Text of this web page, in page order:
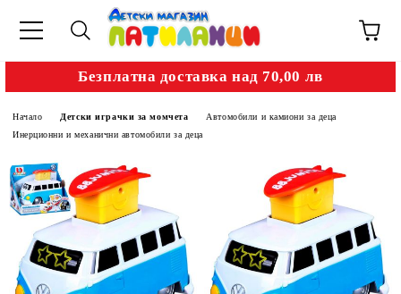
Безплатна доставка над 70,00 лв
Начало Детски играчки за момчета
Автомобили и камиони за деца
Инерционни и механични автомобили за деца